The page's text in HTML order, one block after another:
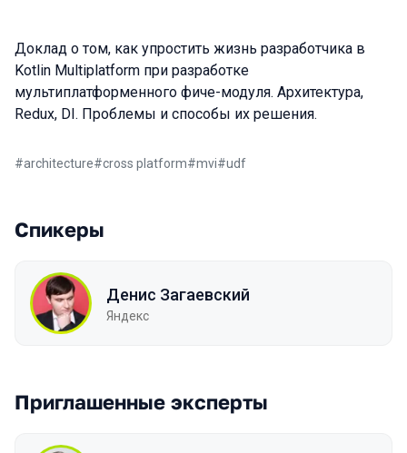
Доклад о том, как упростить жизнь разработчика в
Kotlin Multiplatform при разработке
мультиплатформенного фиче-модуля. Архитектура,
Redux, DI. Проблемы и способы их решения.
#architecture#cross platform#mvi#udf
Спикеры
Денис Загаевский
Яндекс
Приглашенные эксперты